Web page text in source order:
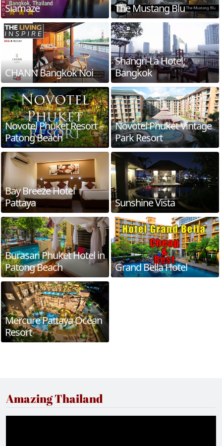
Siamaze The Mustang Blu
CHANN Bangkok Noi
Shangri-La Hotel,
Bangkok
Novotel Phuket Resort –
Patong Beach
Novotel Phuket Vintage
Park Resort
Bay Breeze Hotel
Pattaya
Sunshine Vista
Burasari Phuket Hotel in
Patong Beach
Grand Bella Hotel
Mercure Pattaya Ocean
Resort
Amazing Thailand